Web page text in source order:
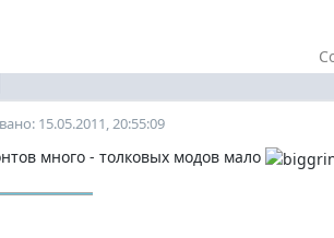
15.05.2011, 20:55:09
много - толковых модов мало